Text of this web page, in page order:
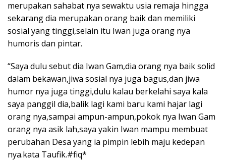
merupakan sahabat nya sewaktu usia remaja hingga
sekarang dia merupakan orang baik dan memiliki
sosial yang tinggi,selain itu Iwan juga orang nya
humoris dan pintar.
“Saya dulu sebut dia Iwan Gam,dia orang nya baik solid
dalam bekawan,jiwa sosial nya juga bagus,dan jiwa
humor nya juga tinggi,dulu kalau berkelahi saya kala
saya panggil dia,balik lagi kami baru kami hajar lagi
orang nya,sampai ampun-ampun,pokok nya Iwan Gam
orang nya asik lah,saya yakin Iwan mampu membuat
perubahan Desa yang ia pimpin lebih maju kedepan
nya.kata Taufik.#fiq*